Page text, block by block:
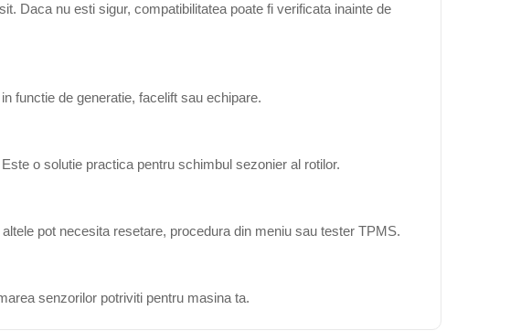
Daca nu esti sigur, compatibilitatea poate fi verificata inainte de
functie de generatie, facelift sau echipare.
o solutie practica pentru schimbul sezonier al rotilor.
pot necesita resetare, procedura din meniu sau tester TPMS.
senzorilor potriviti pentru masina ta.